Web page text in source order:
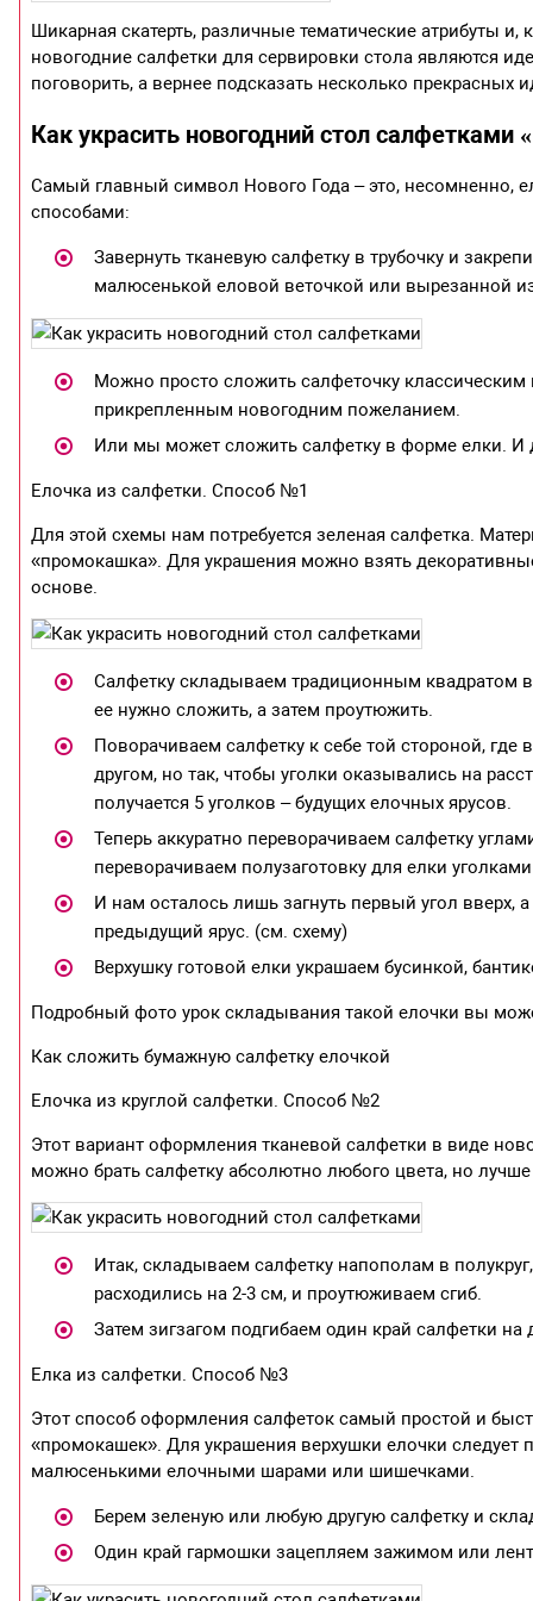
Шикарная скатерть, различные тематические атрибуты
новогодние салфетки для сервировки стола являются
поговорить, а вернее подсказать несколько
Как украсить новогодний стол салфетками
Самый главный символ Нового Года – это, несомненно,
способами:
Завернуть тканевую салфетку в трубочку и
малюсенькой еловой веточкой или вырезанной
Можно просто сложить салфеточку классическим
прикрепленным новогодним пожеланием.
Или мы может сложить салфетку в форме елки. И
Елочка из салфетки. Способ №1
Для этой схемы нам потребуется зеленая салфетка.
«промокашка». Для украшения можно взять
основе.
Салфетку складываем традиционным квадратом
ее нужно сложить, а затем проутюжить.
Поворачиваем салфетку к себе той стороной, где
другом, но так, чтобы уголки оказывались на
получается 5 уголков – будущих елочных ярусов.
Теперь аккуратно переворачиваем салфетку
переворачиваем полузаготовку для елки
И нам осталось лишь загнуть первый угол
предыдущий ярус. (см. схему)
Верхушку готовой елки украшаем бусинкой,
Подробный фото урок складывания такой елочки вы
Как сложить бумажную салфетку елочкой
Елочка из круглой салфетки. Способ №2
Этот вариант оформления тканевой салфетки в виде
можно брать салфетку абсолютно любого цвета, но
Итак, складываем салфетку напополам в
расходились на 2-3 см, и проутюживаем сгиб.
Затем зигзагом подгибаем один край салфетки
Елка из салфетки. Способ №3
Этот способ оформления салфеток самый простой и
«промокашек». Для украшения верхушки елочки
малюсенькими елочными шарами или шишечками.
Берем зеленую или любую другую салфетку и
Один край гармошки зацепляем зажимом или